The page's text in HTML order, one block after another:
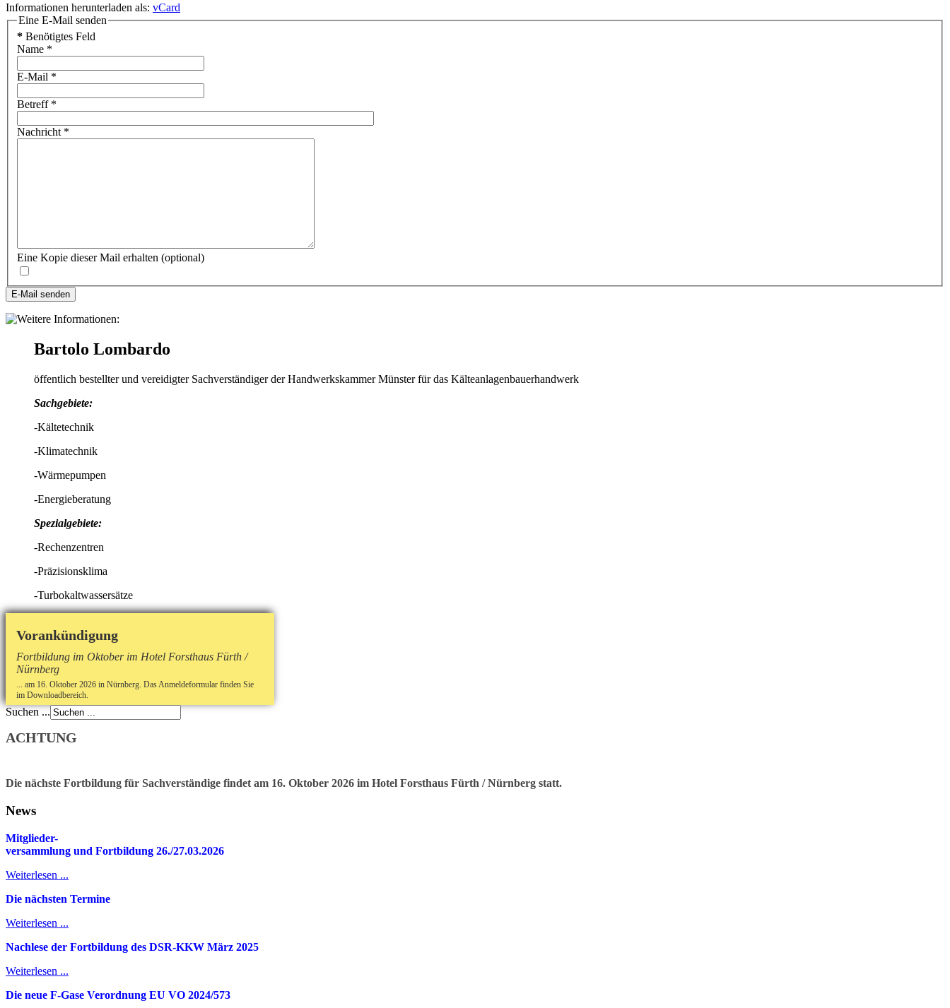
Informationen herunterladen als: vCard
Eine E-Mail senden
* Benötigtes Feld
Name *
E-Mail *
Betreff*
Nachricht *
Eine Kopie dieser Mail erhalten (optional)
E-Mail senden
Bartolo Lombardo
öffentlich bestellter und vereidigter Sachverständiger der Handwerkskammer Münster für das Kälteanlagenbauerhandwerk
Sachgebiete:
-Kältetechnik
-Klimatechnik
-Wärmepumpen
-Energieberatung
Spezialgebiete:
-Rechenzentren
-Präzisionsklima
-Turbokaltwassersätze
Vorankündigung
Fortbildung im Oktober im Hotel Forsthaus Fürth /
Nürnberg
... am 16. Oktober 2026 in Nürnberg. Das Anmeldeformular finden Sie
im Downloadbereich.
Suchen ...
ACHTUNG
Die nächste Fortbildung für Sachverständige findet am 16. Oktober 2026 im Hotel Forsthaus Fürth / Nürnberg statt.
News
Mitglieder-
versammlung und Fortbildung 26./27.03.2026
Weiterlesen ...
Die nächsten Termine
Weiterlesen ...
Nachlese der Fortbildung des DSR-KKW März 2025
Weiterlesen ...
Die neue F-Gase Verordnung EU VO 2024/573